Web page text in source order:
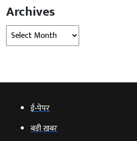
Archives
Archives
ई‑पेपर
बड़ी खबर